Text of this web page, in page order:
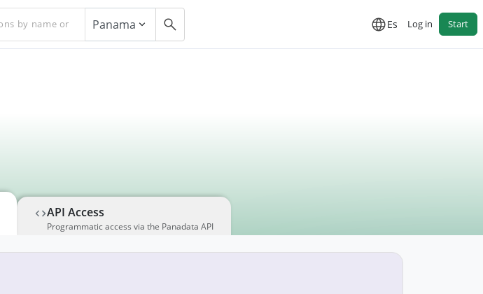
Panama Es Log in Start
API Access
Programmatic access via the Panadata API